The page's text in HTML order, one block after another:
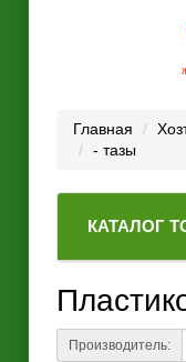
Главная
- тазы
КАТАЛОГ
Производитель: